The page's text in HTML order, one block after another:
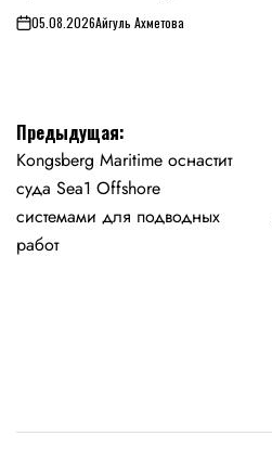
on05.08.2026Айгуль Ахметова
Навигация
по
записям
Предыдущая:
Kongsberg Maritime оснастит
суда Sea1 Offshore
системами для подводных
работ